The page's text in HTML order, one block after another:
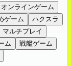
オンラインゲーム
ゲーム
ハクスラ
マルチプレイ
ム
戦艦ゲーム